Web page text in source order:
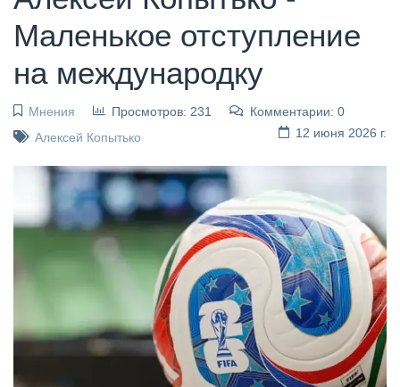
Маленькое отступление
на международку
Мнения Просмотров: 231
Комментарии: 0
12 июня 2026 г.
Алексей Копытько